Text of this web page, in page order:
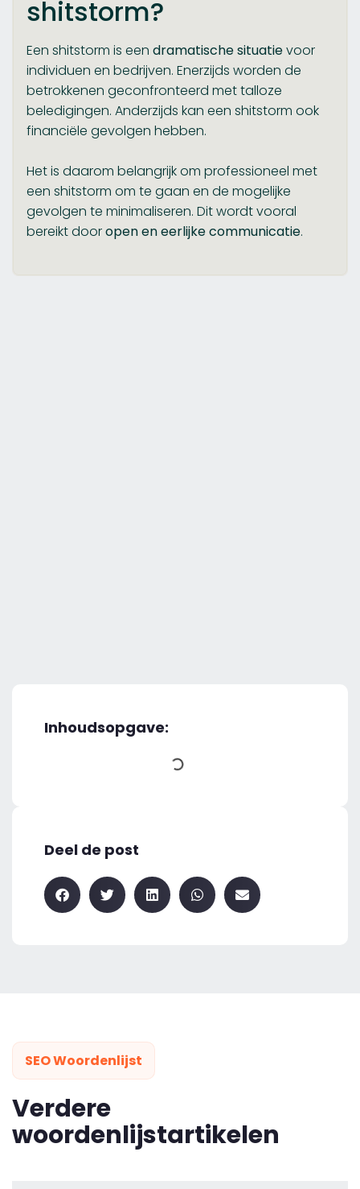
shitstorm?
Een shitstorm is een dramatische situatievoor
individuen en bedrijven. Enerzijds worden de
betrokkenen geconfronteerd met talloze
beledigingen. Anderzijds kan een shitstorm ook
financiële gevolgen hebben.
Het is daarom belangrijk om professioneel met
een shitstorm om te gaan en de mogelijke
gevolgen te minimaliseren. Dit wordt vooral
bereikt dooropen en eerlijke communicatie.
Inhoudsopgave:
Deel de post
SEO Woordenlijst
Verdere
woordenlijstartikelen